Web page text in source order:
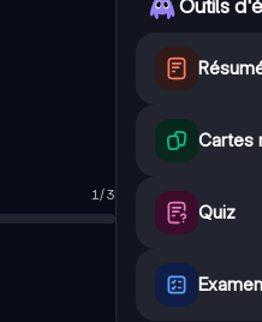
1/3
Outils
Cartes
Quiz